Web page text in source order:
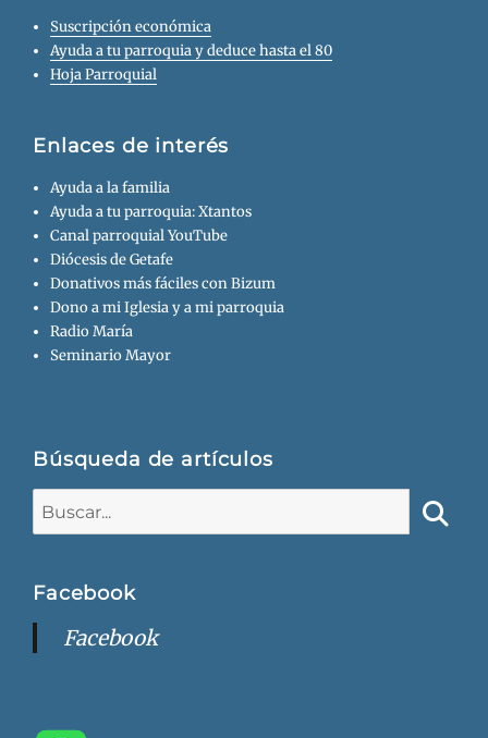
Suscripción económica
Ayuda a tu parroquia y deduce hasta el 80
Hoja Parroquial
Enlaces de interés
Ayuda a la familia
Ayuda a tu parroquia: Xtantos
Canal parroquial YouTube
Diócesis de Getafe
Donativos más fáciles con Bizum
Dono a mi Iglesia y a mi parroquia
Radio María
Seminario Mayor
Búsqueda de artículos
Facebook
Facebook